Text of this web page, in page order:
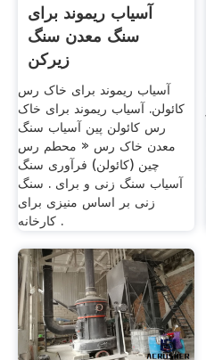
آسیاب ریموند برای
سنگ معدن سنگ
زیرکن
آسیاب ریموند برای خاک رس
کائولن. آسیاب ریموند برای خاک
رس کائولن پین آسیاب سنگ
معدن خاک رس « محطم رس
چین (کائولن) فرآوری سنگ
آسیاب سنگ زنی و برای . سنگ
زنی بر اساس منیزی برای
کارخانه .